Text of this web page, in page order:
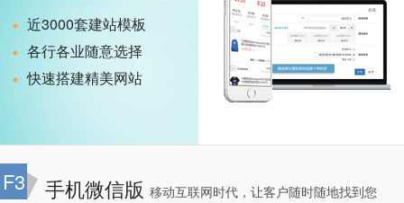
近3000套建站模板
各行各业随意选择
快速搭建精美网站
F3 手机微信版 移动互联网时代，让客户随时随地找到您